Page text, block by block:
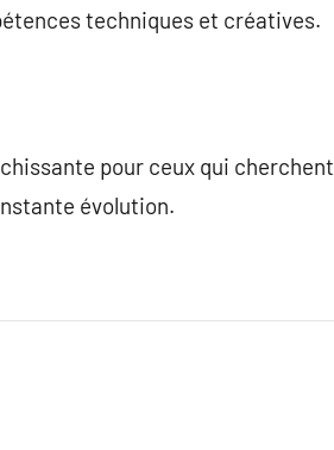
techniques et créatives.
pour ceux qui cherchent
évolution.